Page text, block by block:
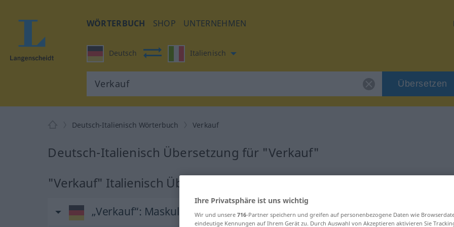
WÖRTERBUCH SHOP UNTERNEHMEN
Deutsch Italienisch
Übersetzen
Deutsch-Italienisch Wörterbuch Verkauf
Deutsch-Italienisch Übersetzung für "Verkauf"
"Verkauf" Italienisch Übersetzung
„Verkauf“: Maskulinum
Ihre Privatsphäre ist uns wichtig
Wir und unsere 716-Partner speichern und greifen auf personenbezogene Daten wie
eindeutige Kennungen auf Ihrem Gerät zu. Durch Auswahl von Akzeptieren aktivieren Sie